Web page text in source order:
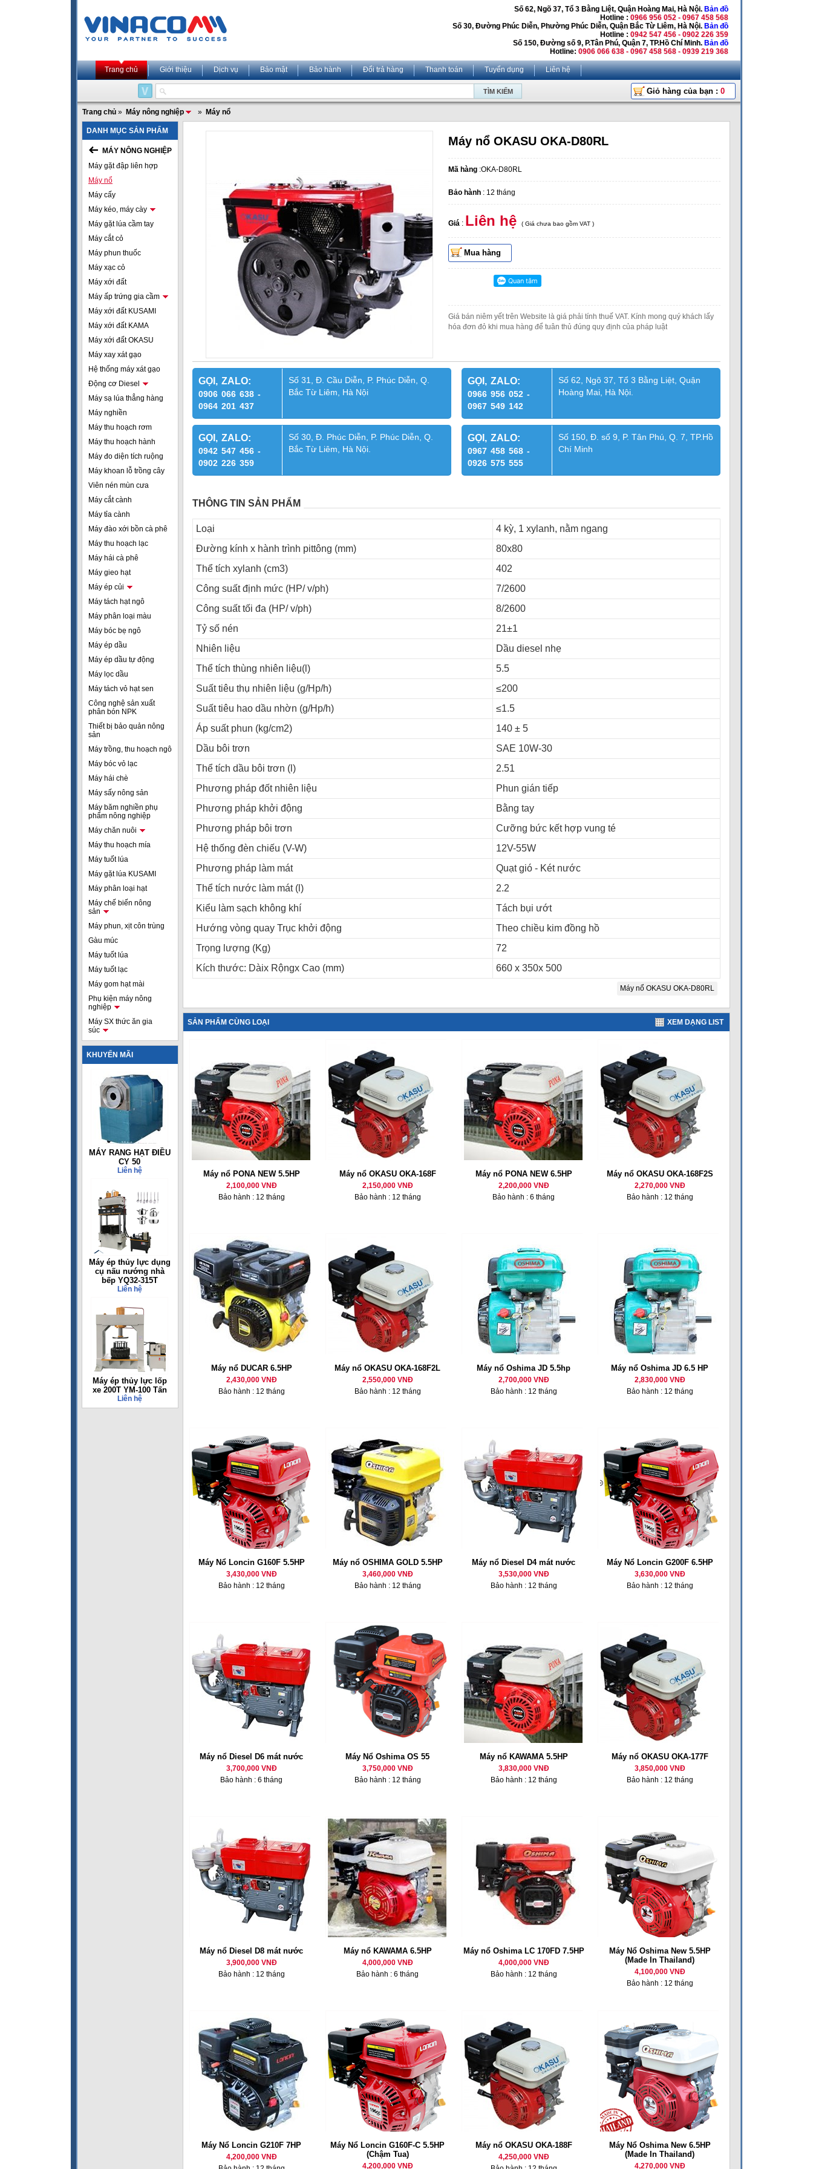
Số 62, Ngõ 37, Tổ 3 Bằng Liệt, Quận Hoàng Mai, Hà Nội. Bản đồ
Hotline : 0966 956 052 - 0967 458 568
Số 30, Đường Phúc Diễn, Phường Phúc Diễn, Quận Bắc Từ Liêm, Hà Nội. Bản đồ
Hotline : 0942 547 456 - 0902 226 359
Số 150, Đường số 9, P.Tân Phú, Quận 7, TP.Hồ Chí Minh. Bản đồ
Hotline: 0906 066 638 - 0967 458 568 - 0939 219 368
Trang chủ Giới thiệu Dịch vụ Bảo mật Bảo hành Đổi trả hàng Thanh toán Tuyển dụng Liên hệ
Giỏ hàng của bạn : 0
Trang chủ » Máy nông nghiệp » Máy nổ
DANH MỤC SẢN PHẨM
MÁY NÔNG NGHIỆP
Máy gặt đập liên hợp
Máy nổ
Máy cấy
Máy kéo, máy cày
Máy gặt lúa cầm tay
Máy cắt cỏ
Máy phun thuốc
Máy xạc cỏ
Máy xới đất
Máy ấp trứng gia cầm
Máy xới đất KUSAMI
Máy xới đất KAMA
Máy xới đất OKASU
Máy xay xát gạo
Hệ thống máy xát gạo
Động cơ Diesel
Máy sạ lúa thẳng hàng
Máy nghiền
Máy thu hoạch rơm
Máy thu hoạch hành
Máy đo diện tích ruộng
Máy khoan lỗ trồng cây
Viên nén mùn cưa
Máy cắt cành
Máy tỉa cành
Máy đào xới bồn cà phê
Máy thu hoạch lạc
Máy hái cà phê
Máy gieo hạt
Máy ép củi
Máy tách hạt ngô
Máy phân loại màu
Máy bóc bẹ ngô
Máy ép dầu
Máy ép dầu tự động
Máy lọc dầu
Máy tách vỏ hạt sen
Công nghệ sản xuất
phân bón NPK
Thiết bị bảo quản nông
sản
Máy trồng, thu hoạch ngô
Máy bóc vỏ lạc
Máy hái chè
Máy sấy nông sản
Máy băm nghiền phụ
phẩm nông nghiệp
Máy chăn nuôi
Máy thu hoạch mía
Máy tuốt lúa
Máy gặt lúa KUSAMI
Máy phân loại hạt
Máy chế biến nông
sản
Máy phun, xịt côn trùng
Gàu múc
Máy tuốt lúa
Máy tuốt lạc
Máy gom hạt mài
Phụ kiện máy nông
nghiệp
Máy SX thức ăn gia
súc
KHUYẾN MÃI
MÁY RANG HẠT ĐIỀU
CY 50
Liên hệ
Máy ép thủy lực dụng
cụ nấu nướng nhà
bếp YQ32-315T
Liên hệ
Máy ép thủy lực lốp
xe 200T YM-100 Tấn
Liên hệ
Máy nổ OKASU OKA-D80RL
Mã hàng :OKA-D80RL
Bảo hành : 12 tháng
Giá : Liên hệ ( Giá chưa bao gồm VAT )
Mua hàng
Giá bán niêm yết trên Website là giá phải tính thuế VAT. Kính mong quý khách lấy
hóa đơn đỏ khi mua hàng để tuân thủ đúng quy định của pháp luật
GỌI, ZALO:
0906 066 638 -
0964 201 437
Số 31, Đ. Cầu Diễn, P. Phúc Diễn, Q.
Bắc Từ Liêm, Hà Nội
GỌI, ZALO:
0966 956 052 -
0967 549 142
Số 62, Ngõ 37, Tổ 3 Bằng Liệt, Quận
Hoàng Mai, Hà Nội.
GỌI, ZALO:
0942 547 456 -
0902 226 359
Số 30, Đ. Phúc Diễn, P. Phúc Diễn, Q.
Bắc Từ Liêm, Hà Nội.
GỌI, ZALO:
0967 458 568 -
0926 575 555
Số 150, Đ. số 9, P. Tân Phú, Q. 7, TP.Hồ
Chí Minh
THÔNG TIN SẢN PHẨM
Loại
4 kỳ, 1 xylanh, nằm ngang
Ðường kính x hành trình pittông (mm)
80x80
Thể tích xylanh (cm3)
402
Công suất định mức (HP/ v/ph)
7/2600
Công suất tối đa (HP/ v/ph)
8/2600
Tỷ số nén
21±1
Nhiên liệu
Dầu diesel nhẹ
Thể tích thùng nhiên liệu(l)
5.5
Suất tiêu thụ nhiên liệu (g/Hp/h)
≤200
Suất tiêu hao dầu nhờn (g/Hp/h)
≤1.5
Áp suất phun (kg/cm2)
140 ± 5
Dầu bôi trơn
SAE 10W-30
Thể tích dầu bôi trơn (l)
2.51
Phương pháp đốt nhiên liệu
Phun gián tiếp
Phương pháp khởi động
Bằng tay
Phương pháp bôi trơn
Cưỡng bức kết hợp vung té
Hệ thống đèn chiếu (V-W)
12V-55W
Phương pháp làm mát
Quạt gió - Két nước
Thể tích nước làm mát (l)
2.2
Kiểu làm sạch không khí
Tách bụi ướt
Hướng vòng quay Trục khởi động
Theo chiều kim đồng hồ
Trọng lượng (Kg)
72
Kích thước: Dàix Rộngx Cao (mm)
660 x 350x 500
Máy nổ OKASU OKA-D80RL
SẢN PHẨM CÙNG LOẠI XEM DẠNG LIST
Máy nổ PONA NEW 5.5HP
2,100,000 VNĐ
Bảo hành : 12 tháng
Máy nổ OKASU OKA-168F
2,150,000 VNĐ
Bảo hành : 12 tháng
Máy nổ PONA NEW 6.5HP
2,200,000 VNĐ
Bảo hành : 6 tháng
Máy nổ OKASU OKA-168F2S
2,270,000 VNĐ
Bảo hành : 12 tháng
Máy nổ DUCAR 6.5HP
2,430,000 VNĐ
Bảo hành : 12 tháng
Máy nổ OKASU OKA-168F2L
2,550,000 VNĐ
Bảo hành : 12 tháng
Máy nổ Oshima JD 5.5hp
2,700,000 VNĐ
Bảo hành : 12 tháng
Máy nổ Oshima JD 6.5 HP
2,830,000 VNĐ
Bảo hành : 12 tháng
Máy Nổ Loncin G160F 5.5HP
3,430,000 VNĐ
Bảo hành : 12 tháng
Máy nổ OSHIMA GOLD 5.5HP
3,460,000 VNĐ
Bảo hành : 12 tháng
Máy nổ Diesel D4 mát nước
3,530,000 VNĐ
Bảo hành : 12 tháng
Máy Nổ Loncin G200F 6.5HP
3,630,000 VNĐ
Bảo hành : 12 tháng
Máy nổ Diesel D6 mát nước
3,700,000 VNĐ
Bảo hành : 6 tháng
Máy Nổ Oshima OS 55
3,750,000 VNĐ
Bảo hành : 12 tháng
Máy nổ KAWAMA 5.5HP
3,830,000 VNĐ
Bảo hành : 12 tháng
Máy nổ OKASU OKA-177F
3,850,000 VNĐ
Bảo hành : 12 tháng
Máy nổ Diesel D8 mát nước
3,900,000 VNĐ
Bảo hành : 12 tháng
Máy nổ KAWAMA 6.5HP
4,000,000 VNĐ
Bảo hành : 6 tháng
Máy nổ Oshima LC 170FD 7.5HP
4,000,000 VNĐ
Bảo hành : 12 tháng
Máy Nổ Oshima New 5.5HP
(Made In Thailand)
4,100,000 VNĐ
Bảo hành : 12 tháng
Máy Nổ Loncin G210F 7HP
4,200,000 VNĐ
Máy Nổ Loncin G160F-C 5.5HP
(Chậm Tua)
4,200,000 VNĐ
Máy nổ OKASU OKA-188F
4,250,000 VNĐ
Máy Nổ Oshima New 6.5HP
(Made In Thailand)
4,270,000 VNĐ